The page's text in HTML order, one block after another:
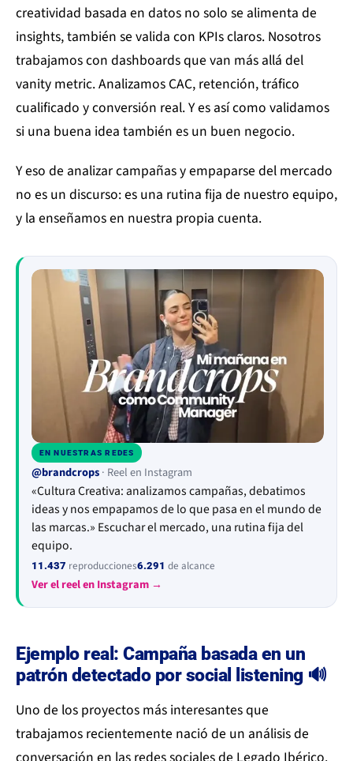
creatividad basada en datos no solo se alimenta de
insights, también se valida con KPIs claros. Nosotros
trabajamos con dashboards que van más allá del
vanity metric. Analizamos CAC, retención, tráfico
cualificado y conversión real. Y es así como validamos
si una buena idea también es un buen negocio.
Y eso de analizar campañas y empaparse del mercado
no es un discurso: es una rutina fija de nuestro equipo,
y la enseñamos en nuestra propia cuenta.
▶
EN NUESTRAS REDES
@brandcrops· Reel en Instagram
«Cultura Creativa: analizamos campañas, debatimos
ideas y nos empapamos de lo que pasa en el mundo de
las marcas.» Escuchar el mercado, una rutina fija del
equipo.
11.437 reproducciones6.291 de alcance
Ver el reel en Instagram →
Ejemplo real: Campaña basada en un
patrón detectado por social listening 🔊
Uno de los proyectos más interesantes que
trabajamos recientemente nació de un análisis de